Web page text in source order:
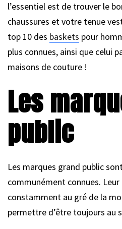
l’essentiel est de trouver le
chaussures et votre tenue
top 10 des baskets pour
plus connues, ainsi que celui
maisons de couture !
Les
public
Les marques grand public
communément connues.
constamment au gré de la
permettre d’être toujours au